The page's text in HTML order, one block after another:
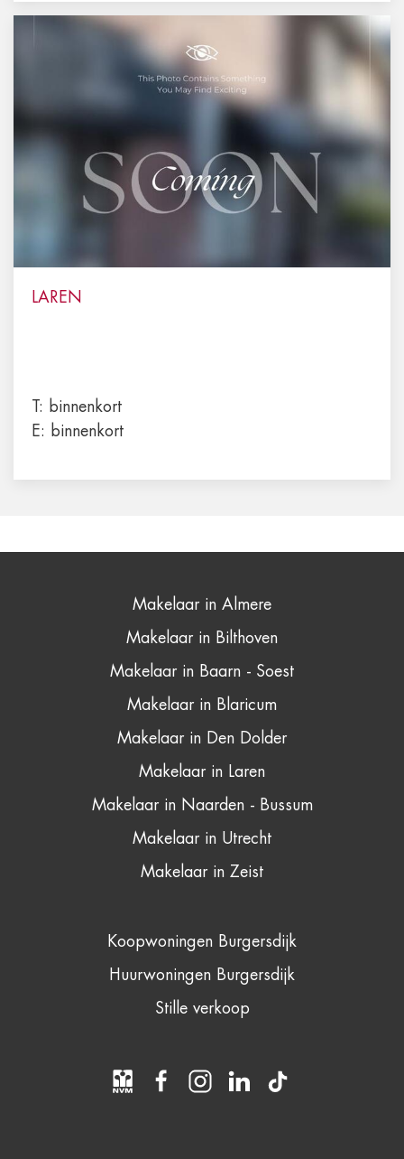
LAREN
T:
binnenkort
E:
binnenkort
Makelaar in Almere
Makelaar in Bilthoven
Makelaar in Baarn - Soest
Makelaar in Blaricum
Makelaar in Den Dolder
Makelaar in Laren
Makelaar in Naarden - Bussum
Makelaar in Utrecht
Makelaar in Zeist
Koopwoningen Burgersdijk
Huurwoningen Burgersdijk
Stille verkoop